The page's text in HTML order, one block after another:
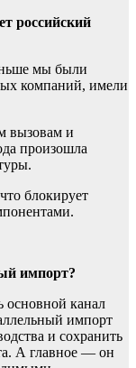
российский
мы были
компаний, имели
вызовам и
произошла
блокирует
импорт?
основной канал
импорт
и сохранить
А главное — он